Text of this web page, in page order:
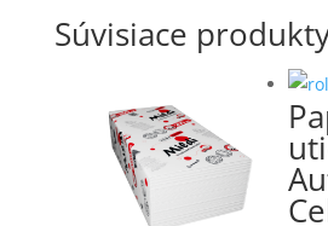
Súvisiace